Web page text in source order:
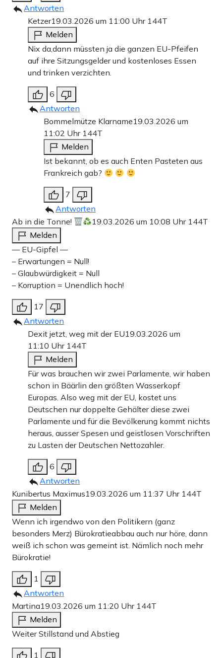
Antworten
Ketzer19.03.2026 um 11:00 Uhr 144T
Melden
Nix da,dann müssten ja die ganzen EU-Pfeifen
auf ihre Sitzungsgelder und kostenloses Essen
und trinken verzichten.
6
Antworten
Bommelmütze Klarname19.03.2026 um
11:02 Uhr 144T
Melden
Ist bekannt, ob es auch Enten Pasteten aus
Frankreich gab?
7
Antworten
Ab in die Tonne!
19.03.2026 um 10:08 Uhr 144T
Melden
— EU-Gipfel —
– Erwartungen = Null!
– Glaubwürdigkeit = Null
– Korruption = Unendlich hoch!
17
Antworten
Dexit jetzt, weg mit der EU19.03.2026 um
11:10 Uhr 144T
Melden
Für was brauchen wir zwei Parlamente, wir haben
schon in Bäärlin den größten Wasserkopf
Europas. Also weg mit der EU, kostet uns
Deutschen nur doppelte Gehälter diese zwei
Parlamente und für die Bevölkerung kommt nichts
heraus, ausser Spesen und geistlosen Vorschriften
zu Lasten der Deutschen Nettozahler.
6
Antworten
Kunibertus Maximus19.03.2026 um 11:37 Uhr 144T
Melden
Wenn ich irgendwo von den Politikern (ganz
besonders Merz) Bürokratieabbau auch nur höre, dann
weiß ich schon was gemeint ist. Nämlich noch mehr
Bürokratie!
1
Antworten
Martina19.03.2026 um 11:20 Uhr 144T
Melden
Weiter Stillstand und Abstieg
1